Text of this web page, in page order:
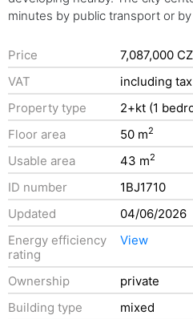
minutes by public transport or by
Price
7,087,000
VAT
including tax
Property type
2+kt (1
Floor area
50 m2
Usable area 43 m2
ID number
1BJ1710
Updated
04/06/2026
Energy efficiency
rating
View
Ownership
private
Building type
mixed